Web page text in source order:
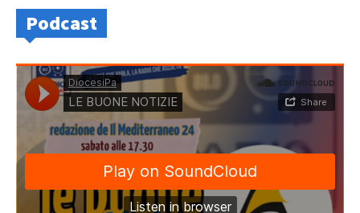
Podcast